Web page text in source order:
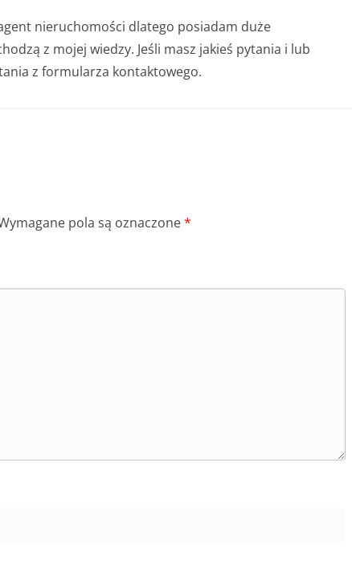
nieruchomości dlatego posiadam duże
z mojej wiedzy. Jeśli masz jakieś pytania i lub
z formularza kontaktowego.
pola są oznaczone*